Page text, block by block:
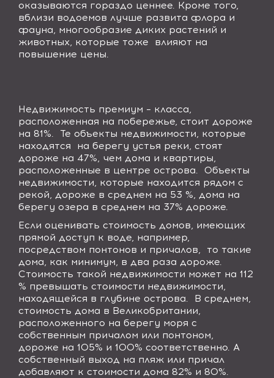
оказываются гораздо ценнее. Кроме того,
вблизи водоемов лучше развита флора и
фауна, многообразие диких растений и
животных, которые тоже влияют на
повышение цены.
Недвижимость премиум – класса,
расположенная на побережье, стоит дороже
на 81%. Те объекты недвижимости, которые
находятся на берегу устья реки, стоят
дороже на 47%, чем дома и квартиры,
расположенные в центре острова. Объекты
недвижимости, которые находится рядом с
рекой, дороже в среднем на 53 %, дома на
берегу озера в среднем на 37% дороже.
Если оценивать стоимость домов, имеющих
прямой доступ к воде, например,
посредством понтонов и причалов, то такие
дома, как минимум, в два раза дороже.
Стоимость такой недвижимости может на 112
% превышать стоимости недвижимости,
находящейся в глубине острова. В среднем,
стоимость дома в Великобритании,
расположенного на берегу моря с
собственным причалом или понтоном,
дороже на 105% и 100% соответственно. А
собственный выход на пляж или причал
добавляют к стоимости дома 82% и 80%.